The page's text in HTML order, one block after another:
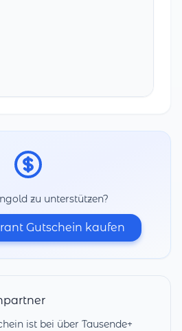
zu unterstützen?
Gutschein kaufen
ist bei über Tausende+